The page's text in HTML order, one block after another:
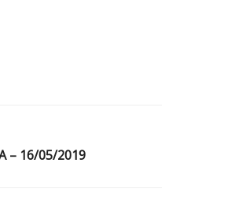
– 16/05/2019